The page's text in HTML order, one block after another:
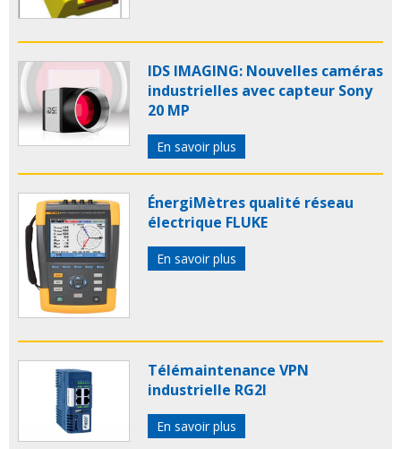
IDS IMAGING: Nouvelles caméras
industrielles avec capteur Sony
20 MP
En savoir plus
ÉnergiMètres qualité réseau
électrique FLUKE
En savoir plus
Télémaintenance VPN
industrielle RG2I
En savoir plus